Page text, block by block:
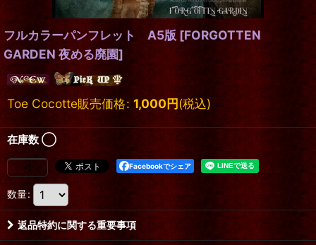
フルカラーパンフレット A5版 [FORGOTTEN
GARDEN 夜める廃園]
Toe Cocotte販売価格: 1,000円(税込)
在庫数 ◯
Facebookでシェア
数量:
返品特約に関する重要事項